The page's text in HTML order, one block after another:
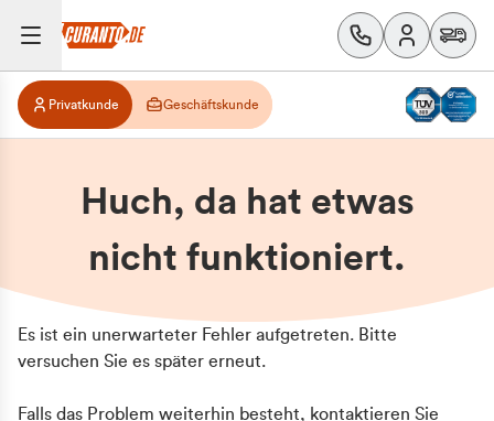
Privatkunde Geschäftskunde
Huch, da hat etwas
nicht funktioniert.
Es ist ein unerwarteter Fehler aufgetreten. Bitte
versuchen Sie es später erneut.
Falls das Problem weiterhin besteht, kontaktieren Sie